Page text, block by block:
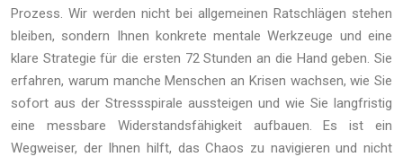
Prozess. Wir werden nicht bei allgemeinen Ratschlägen stehen
bleiben, sondern Ihnen konkrete mentale Werkzeuge und eine
klare Strategie für die ersten 72 Stunden an die Hand geben. Sie
erfahren, warum manche Menschen an Krisen wachsen, wie Sie
sofort aus der Stressspirale aussteigen und wie Sie langfristig
eine messbare Widerstandsfähigkeit aufbauen. Es ist ein
Wegweiser, der Ihnen hilft, das Chaos zu navigieren und nicht